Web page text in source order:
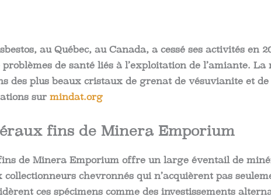
au Québec, au Canada, a cessé ses activités
de santé liés à l’exploitation de l’amiante.
des plus beaux cristaux de grenat de vésuvianite et
sur mindat.org
fins de Minera Emporium
de Minera Emporium offre un large éventail de
collectionneurs chevronnés qui n’acquièrent pas
ces spécimens comme des investissements